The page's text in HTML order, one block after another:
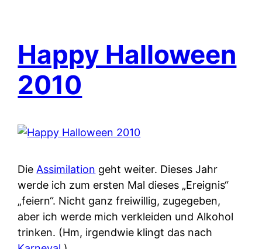
Happy Halloween
2010
Die Assimilation geht weiter. Dieses Jahr
werde ich zum ersten Mal dieses „Ereignis“
„feiern“. Nicht ganz freiwillig, zugegeben,
aber ich werde mich verkleiden und Alkohol
trinken. (Hm, irgendwie klingt das nach